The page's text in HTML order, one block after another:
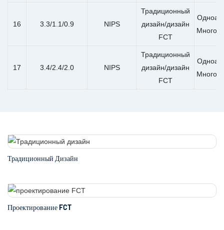
16 3.3/1.1/0.9 NIPS
Традиционный
дизайн/дизайн
FCT
17 3.4/2.4/2.0 NIPS
Традиционный
дизайн/дизайн
FCT
Традиционный Дизайн
Проектирование FCT